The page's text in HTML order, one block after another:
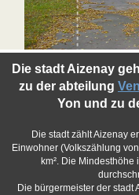
Die stadt Aizenay
zu der abteilung
Yon und zu
Die stadt zählt Aizenay
Einwohner (Volkszählung
km². Die
Die bürgermeister der stadt